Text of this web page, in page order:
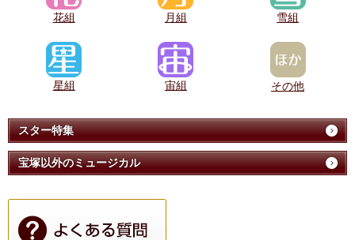
花組 月組 雪組
星組 宙組 その他
スター特集
宝塚以外のミュージカル